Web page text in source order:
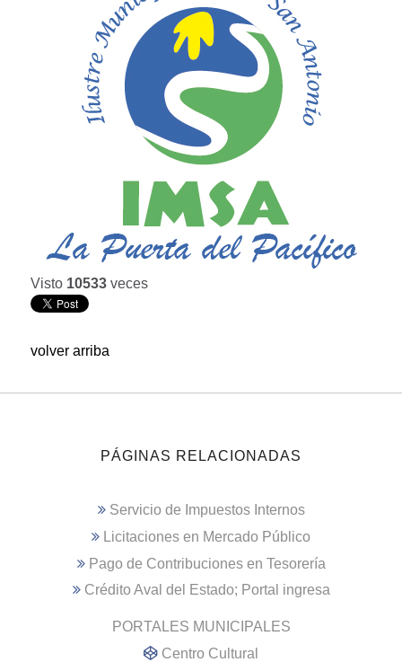
Visto 10533 veces
volver arriba
PÁGINAS RELACIONADAS
Servicio de Impuestos Internos
Licitaciones en Mercado Público
Pago de Contribuciones en Tesorería
Crédito Aval del Estado; Portal ingresa
PORTALES MUNICIPALES
Centro Cultural